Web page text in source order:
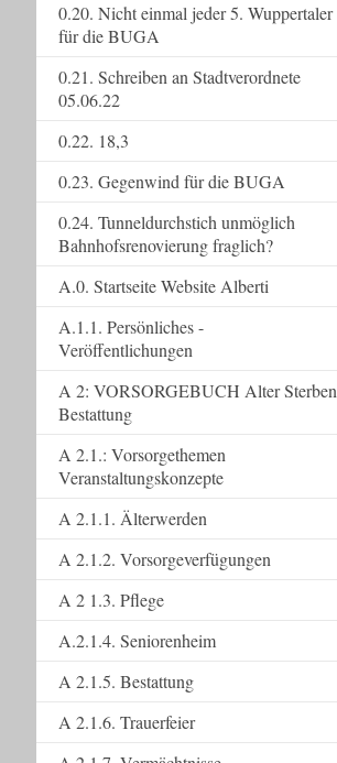
0.20. Nicht einmal jeder 5. Wuppertaler
für die BUGA
0.21. Schreiben an Stadtverordnete
05.06.22
0.22. 18,3
0.23. Gegenwind für die BUGA
0.24. Tunneldurchstich unmöglich
Bahnhofsrenovierung fraglich?
A.0. Startseite Website Alberti
A.1.1. Persönliches -
Veröffentlichungen
A 2: VORSORGEBUCH Alter Sterben
Bestattung
A 2.1.: Vorsorgethemen
Veranstaltungskonzepte
A 2.1.1. Älterwerden
A 2.1.2. Vorsorgeverfügungen
A 2 1.3. Pflege
A.2.1.4. Seniorenheim
A 2.1.5. Bestattung
A 2.1.6. Trauerfeier